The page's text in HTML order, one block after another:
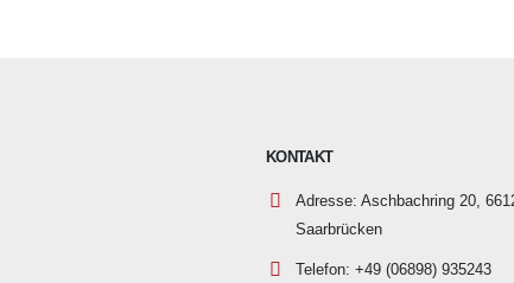
KONTAKT
Adresse: Aschbachring 20,
Saarbrücken
Telefon: +49 (06898) 935243